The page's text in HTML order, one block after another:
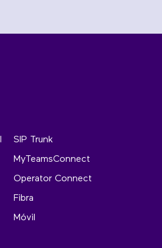
SIP Trunk
MyTeamsConnect
Operator Connect
Fibra
Móvil